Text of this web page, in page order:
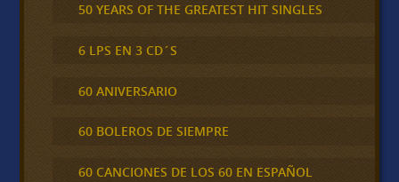
50 YEARS OF THE GREATEST HIT SINGLES
6 LPS EN 3 CD´S
60 ANIVERSARIO
60 BOLEROS DE SIEMPRE
60 CANCIONES DE LOS 60 EN ESPAÑOL